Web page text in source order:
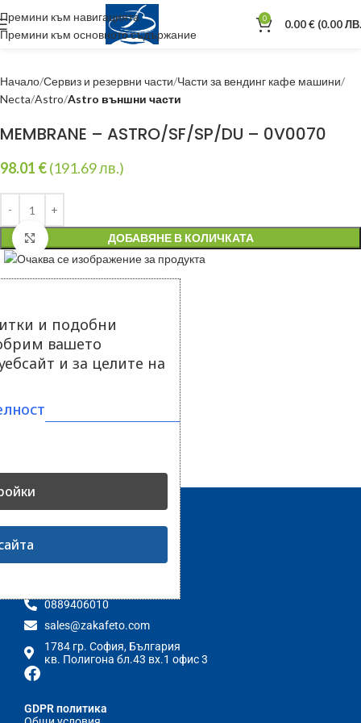
Премини към навигацията
Премини към основното съдържание
0 0.00€ (0.00
Начало Сервиз и резервни части Части за вендинг кафе машини
Necta Astro Astro външни части
Уголеми
MEMBRANE – ASTRO/SF/SP/DU – 0V0070
98.01 €(191.69 лв.)
ДОБАВЯНЕ В КОЛИЧКАТА
0889406010
sales@zakafeto.com
1784 гр. София, България
кв. Полигона бл.43 вх.1 офис 3
GDPR политика
и подобни
вашето
и за целите на